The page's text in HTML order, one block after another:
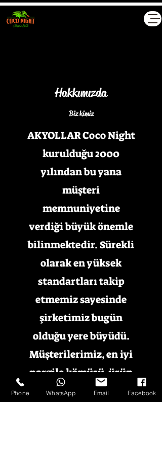
Hakkımızda
Biz kimiz
AKYOLLAR Coco Night
kurulduğu 2000
yılından bu yana
müşteri
memnuniyetine
verdiği büyük önemle
bilinmektedir. Sürekli
olarak en yüksek
standartları takip
etmemiz sayesinde
şirketimiz bugün
olduğu yere büyüdü.
Müşterilerimiz, en iyi
nargile kömürü, ürün
ve hizmetler de dahil
Phone WhatsApp Email Facebook